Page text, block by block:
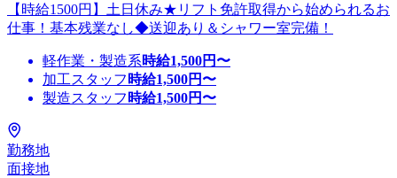
【時給1500円】土日休み★リフト免許取得から始められるお
仕事！基本残業なし◆送迎あり＆シャワー室完備！
軽作業・製造系時給1,500円〜
加工スタッフ 時給1,500円〜
製造スタッフ 時給1,500円〜
勤務地
面接地